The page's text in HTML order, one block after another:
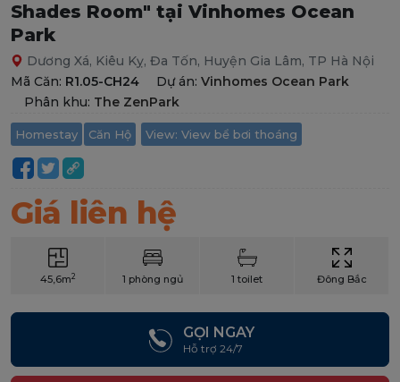
Shades Room" tại Vinhomes Ocean
Park
Dương Xá, Kiêu Kỵ, Đa Tốn, Huyện Gia Lâm, TP Hà Nội
Mã Căn: R1.05-CH24 Dự án: Vinhomes Ocean Park
Phân khu: The ZenPark
Homestay Căn Hộ View: View bể bơi thoáng
Giá liên hệ
45,6m2 1 phòng ngủ 1 toilet Đông Bắc
GỌI NGAY
Hỗ trợ 24/7